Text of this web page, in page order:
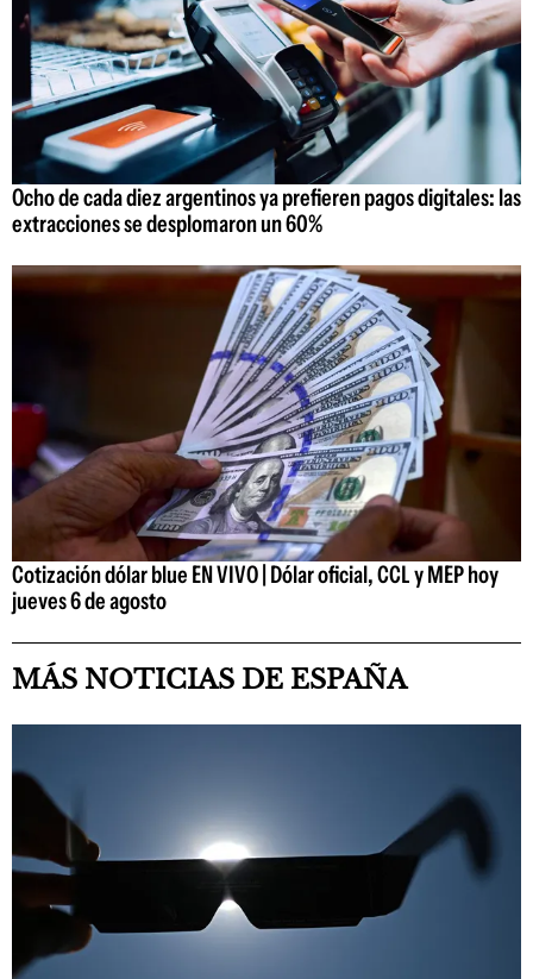
Ocho de cada diez argentinos ya prefieren pagos digitales: las
extracciones se desplomaron un 60%
Cotización dólar blue EN VIVO | Dólar oficial, CCL y MEP hoy
jueves 6 de agosto
MÁS NOTICIAS DE ESPAÑA